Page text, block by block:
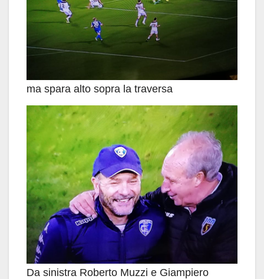
ma spara alto sopra la traversa
Da sinistra Roberto Muzzi e Giampiero